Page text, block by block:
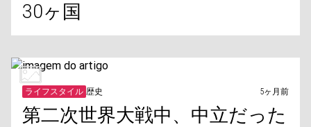
30ヶ国
ライフスタイル 歴史 5ヶ月前
第二次世界大戦中、中立だった